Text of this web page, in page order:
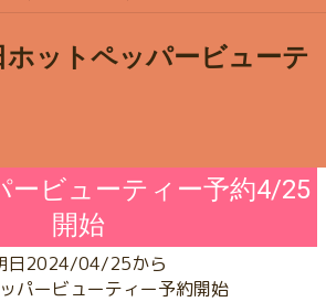
ットペッパービューテ
ービューティー予約4/25
開始
日2024/04/25から
パービューティー予約開始